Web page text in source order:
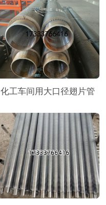
化工车间用大口径翅片管